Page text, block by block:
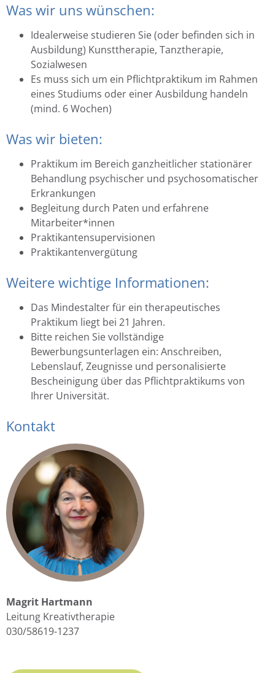
Was wir uns wünschen:
Idealerweise studieren Sie (oder befinden sich in
Ausbildung) Kunsttherapie, Tanztherapie,
Sozialwesen
Es muss sich um ein Pflichtpraktikum im Rahmen
eines Studiums oder einer Ausbildung handeln
(mind. 6 Wochen)
Was wir bieten:
Praktikum im Bereich ganzheitlicher stationärer
Behandlung psychischer und psychosomatischer
Erkrankungen
Begleitung durch Paten und erfahrene
Mitarbeiter*innen
Praktikantensupervisionen
Praktikantenvergütung
Weitere wichtige Informationen:
Das Mindestalter für ein therapeutisches
Praktikum liegt bei 21 Jahren.
Bitte reichen Sie vollständige
Bewerbungsunterlagen ein: Anschreiben,
Lebenslauf, Zeugnisse und personalisierte
Bescheinigung über das Pflichtpraktikums von
Ihrer Universität.
Kontakt
Magrit Hartmann
Leitung Kreativtherapie
030/58619-1237